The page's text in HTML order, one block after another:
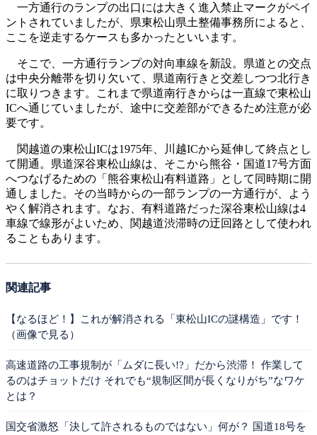
一方通行のランプの出口には大きく進入禁止マークがペイ
ントされていましたが、県東松山県土整備事務所によると、
ここを逆走するケースも多かったといいます。
そこで、一方通行ランプの対向車線を新設。県道との交点
は中央分離帯を切り欠いて、県道南行きと交差しつつ北行き
に取りつきます。これまで県道南行きからは一直線で東松山
ICへ通じていましたが、途中に交差部ができるため注意が必
要です。
関越道の東松山ICは1975年、川越ICから延伸して終点とし
て開通。県道深谷東松山線は、そこから熊谷・国道17号方面
へつなげるための「熊谷東松山有料道路」として同時期に開
通しました。その当時からの一部ランプの一方通行が、よう
やく解消されます。なお、有料道路だった深谷東松山線は4
車線で線形がよいため、関越道渋滞時の迂回路として使われ
ることもあります。
関連記事
【なるほど！】これが解消される「東松山ICの謎構造」です！
（画像で見る）
高速道路の工事規制が「ムダに長い!?」だから渋滞！ 作業して
るのはチョットだけ それでも“規制区間が長くなりがち”なワケ
とは？
国交省激怒「決して許されるものではない」何が？ 国道18号を